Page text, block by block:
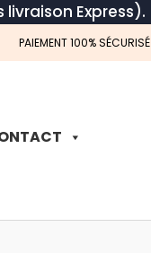
Express).
PAIEMENT 100% SÉCURISÉ